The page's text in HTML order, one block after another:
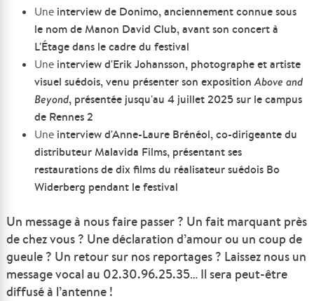
Une interview de Donimo, anciennement connue sous
le nom de Manon David Club, avant son concert à
L'Étage dans le cadre du festival
Une interview d'Erik Johansson, photographe et artiste
visuel suédois, venu présenter son expositionAbove and
Beyond, présentée jusqu'au 4 juillet 2025 sur le campus
de Rennes 2
Une interview d'Anne-Laure Brénéol, co-dirigeante du
distributeur Malavida Films, présentant ses
restaurations de dix films du réalisateur suédois Bo
Widerberg pendant le festival
Un message à nous faire passer ? Un fait marquant près
de chez vous ? Une déclaration d’amour ou un coup de
gueule ? Un retour sur nos reportages ? Laissez nous un
message vocal au 02.30.96.25.35… Il sera peut-être
diffusé à l’antenne !